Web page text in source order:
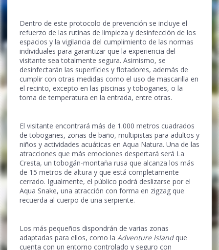
Dentro de este protocolo de prevención se incluye el
refuerzo de las rutinas de limpieza y desinfección de los
espacios y la vigilancia del cumplimiento de las normas
individuales para garantizar que la experiencia del
visitante sea totalmente segura. Asimismo, se
desinfectarán las superficies y flotadores, además de
cumplir con otras medidas como el uso de mascarilla en
el recinto, excepto en las piscinas y toboganes, o la
toma de temperatura en la entrada, entre otras.
El visitante encontrará más de 1.000 metros cuadrados
de toboganes, zonas de baño, multipistas para adultos y
niños y actividades acuáticas en Aqua Natura. Una de las
atracciones que más emociones despertará será La
Cresta, un tobogán-montaña rusa que alcanza los más
de 15 metros de altura y que está completamente
cerrado. Igualmente, el público podrá deslizarse por el
Aqua Snake, una atracción con forma en zigzag que
recuerda al cuerpo de una serpiente.
Los más pequeños dispondrán de varias zonas
adaptadas para ellos, como la Adventure Islandque
cuenta con un entorno controlado y seguro con